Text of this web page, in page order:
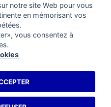
notre site Web pour vous
en mémorisant vos
vous consentez à